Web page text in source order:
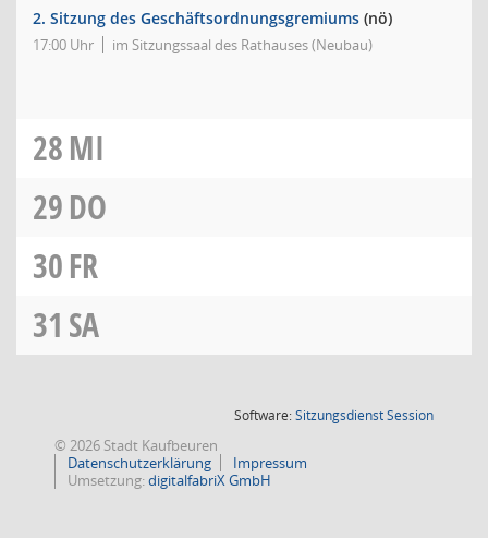
2. Sitzung des Geschäftsordnungsgremiums (nö)
17:00 Uhr im Sitzungssaal des Rathauses (Neubau)
28MI
29DO
30FR
31 SA
Software:SitzungsdienstSession(Wird in
© 2026 Stadt Kaufbeuren
Datenschutzerklärung
Impressum
Umsetzung:digitalfabriX GmbH